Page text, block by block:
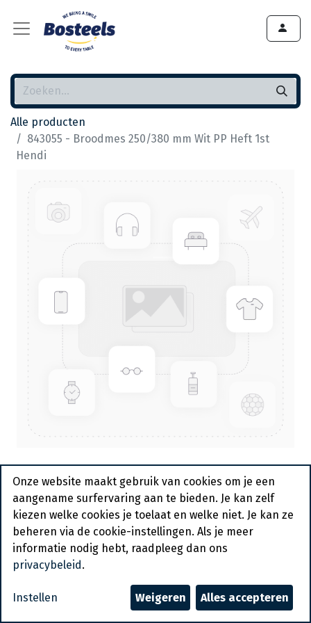
Alle producten
843055 - Broodmes 250/380 mm Wit PP Heft 1st
Hendi
843055 - Broodmes 250/380
mm Wit PP Heft 1st Hendi
Actief
Vraag een account aan
Algemene voorwaarden
30-dagen geld terug garantie
Onze website maakt gebruik van cookies om je een
aangename surfervaring aan te bieden. Je kan zelf
kiezen welke cookies je toelaat en welke niet. Je kan ze
beheren via de cookie-instellingen. Als je meer
informatie nodig hebt, raadpleeg dan ons
privacybeleid .
Instellen Weigeren Alles accepteren